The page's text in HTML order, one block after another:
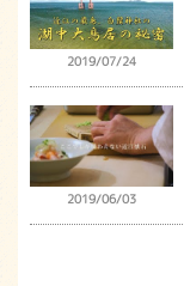
2019/07/24
2019/06/03